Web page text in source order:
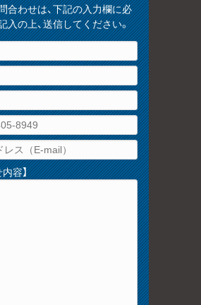
合わせは、下記の入力欄に必
入の上、送信してください。
容】